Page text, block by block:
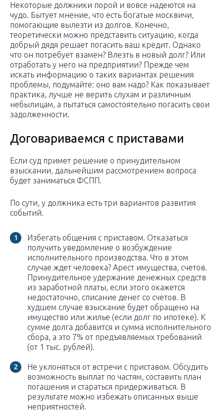
Некоторые должники порой и вовсе надеются на
чудо. Бытует мнение, что есть богатые москвичи,
помогающие вылезти из долгов. Конечно,
теоретически можно представить ситуацию, когда
добрый дядя решает погасить ваш кредит. Однако
что он потребует взамен? Влезть в новый долг? Или
отработать у него на предприятии? Прежде чем
искать информацию о таких вариантах решения
проблемы, подумайте: оно вам надо? Как показывает
практика, лучше не верить слухам и различным
небылицам, а пытаться самостоятельно погасить свои
задолженности.
Договариваемся с приставами
Если суд примет решение о принудительном
взыскании, дальнейшим рассмотрением вопроса
будет заниматься ФСПП.
По сути, у должника есть три вариантов развития
событий.
Избегать общения с приставом. Отказаться
получить уведомление о возбуждение
исполнительного производства. Что в этом
случае ждет человека? Арест имущества, счетов.
Принудительное удержание денежных средств
из заработной платы, если этого окажется
недостаточно, списание денег со счетов. В
худшем случае взыскание будет обращено на
имущество или жилье (если долг по ипотеке). К
сумме долга добавится и сумма исполнительного
сбора, а это 7% от предъявляемых требований
(от 1 тыс. рублей).
Не уклоняться от встречи с приставом. Обсудить
возможность выплат по частям, составить план
погашения и стараться придерживаться. В
результате можно избежать описанных выше
неприятностей.